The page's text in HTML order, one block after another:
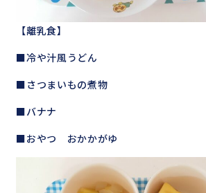
【離乳食】
■冷や汁風うどん
■さつまいもの煮物
■バナナ
■おやつ おかかがゆ